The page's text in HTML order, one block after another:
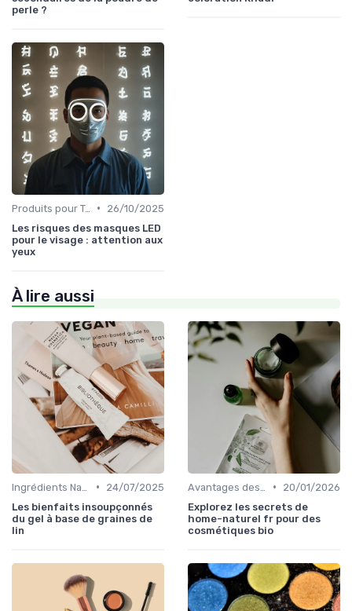
perle ?
Produits pour Types de Peau •
26/10/2025
Les risques des masques LED
pour le visage : attention aux
yeux
À lire aussi
•
24/07/2025
Les bienfaits insoupçonnés
du gel à base de graines de
lin
•
20/01/2026
Explorez les secrets de
home-naturel fr pour des
cosmétiques bio